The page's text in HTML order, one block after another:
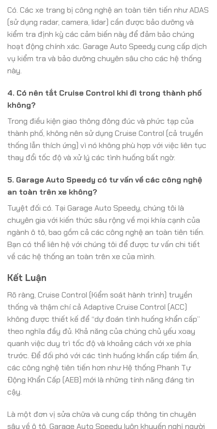
Có. Các xe trang bị công nghệ an toàn tiên tiến như ADAS
(sử dụng radar, camera, lidar) cần được bảo dưỡng và
kiểm tra định kỳ các cảm biến này để đảm bảo chúng
hoạt động chính xác. Garage Auto Speedy cung cấp dịch
vụ kiểm tra và bảo dưỡng chuyên sâu cho các hệ thống
này.
4. Có nên tắt Cruise Control khi đi trong thành phố
không?
Trong điều kiện giao thông đông đúc và phức tạp của
thành phố, không nên sử dụng Cruise Control (cả truyền
thống lẫn thích ứng) vì nó không phù hợp với việc liên tục
thay đổi tốc độ và xử lý các tình huống bất ngờ.
5. Garage Auto Speedy có tư vấn về các công nghệ
an toàn trên xe không?
Tuyệt đối có. Tại Garage Auto Speedy, chúng tôi là
chuyên gia với kiến thức sâu rộng về mọi khía cạnh của
ngành ô tô, bao gồm cả các công nghệ an toàn tiên tiến.
Bạn có thể liên hệ với chúng tôi để được tư vấn chi tiết
về các hệ thống an toàn trên xe của mình.
Kết Luận
Rõ ràng, Cruise Control (Kiểm soát hành trình) truyền
thống và thậm chí cả Adaptive Cruise Control (ACC)
không được thiết kế để “dự đoán tình huống khẩn cấp”
theo nghĩa đầy đủ. Khả năng của chúng chủ yếu xoay
quanh việc duy trì tốc độ và khoảng cách với xe phía
trước. Để đối phó với các tình huống khẩn cấp tiềm ẩn,
các công nghệ tiên tiến hơn như Hệ thống Phanh Tự
Động Khẩn Cấp (AEB) mới là những tính năng đáng tin
cậy.
Là một đơn vị sửa chữa và cung cấp thông tin chuyên
sâu về ô tô, Garage Auto Speedy luôn khuyến nghị người